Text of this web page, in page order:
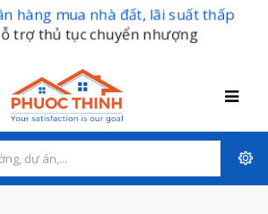
hàng mua nhà đất, lãi suất thấp
trợ thủ tục chuyển nhượng